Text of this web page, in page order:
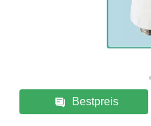
Bestpreis